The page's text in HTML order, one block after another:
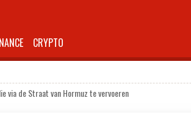
CRYPTO
via de Straat van Hormuz te vervoeren